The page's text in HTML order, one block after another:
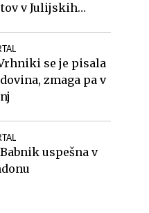
v Julijskih
se je pisala
zmaga pa v
uspešna v